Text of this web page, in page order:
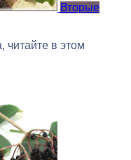
Вторые
читайте в этом